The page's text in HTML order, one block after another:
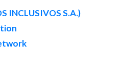
INCLUSIVOS S.A.)